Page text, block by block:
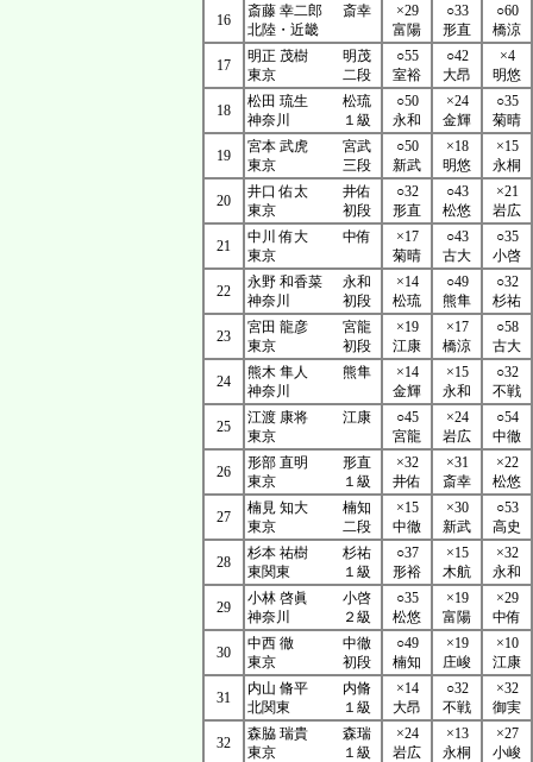
16
斎藤 幸二郎
北陸・近畿
斎幸
×29
富陽
○33
形直
○60
橋涼
17
明正 茂樹
東京
明茂
二段
○55
室裕
○42
大昂
×4
明悠
18
松田 琉生
神奈川
松琉
１級
○50
永和
×24
金輝
○35
菊晴
19
宮本 武虎
東京
宮武
三段
○50
新武
×18
明悠
×15
永桐
20
井口 佑太
東京
井佑
初段
○32
形直
○43
松悠
×21
岩広
21
中川 侑大
東京
中侑
×17
菊晴
○43
古大
○35
小啓
22
永野 和香菜
神奈川
永和
初段
×14
松琉
○49
熊隼
○32
杉祐
23
宮田 龍彦
東京
宮龍
初段
×19
江康
×17
橋涼
○58
古大
24
熊木 隼人
神奈川
熊隼
×14
金輝
×15
永和
○32
不戦
25
江渡 康将
東京
江康
○45
宮龍
×24
岩広
○54
中徹
26
形部 直明
東京
形直
１級
×32
井佑
×31
斎幸
×22
松悠
27
楠見 知大
東京
楠知
二段
×15
中徹
×30
新武
○53
高史
28
杉本 祐樹
東関東
杉祐
１級
○37
形裕
×15
木航
×32
永和
29
小林 啓眞
神奈川
小啓
２級
○35
松悠
×19
富陽
×29
中侑
30
中西 徹
東京
中徹
初段
○49
楠知
×19
庄峻
×10
江康
31
内山 脩平
北関東
内脩
１級
×14
大昂
○32
不戦
×32
御実
32
森脇 瑞貴
東京
森瑞
１級
×24
岩広
×13
永桐
×27
小峻